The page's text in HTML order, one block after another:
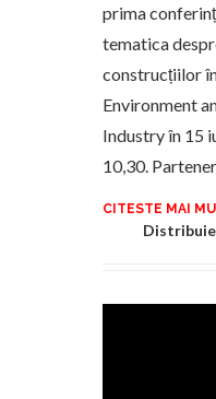
prima
tematica
construcțiilor
Environment
Industry în 15
10,30.
CITESTE MAI
Distribuie